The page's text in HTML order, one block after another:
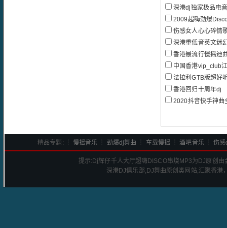
深港dj独家极品电音超
2009超嗨劲爆Disco
伤感女人心心碎情歌精选全女
深港重低音英文迷幻旋律
香港最流行慢摇迪
中国香港vip_club
法拉利GTB版超好
香港回归十周年dj
2020抖音快手神曲全中
精品专题: ┆ 慢摇音乐 劲爆dj舞曲 车载慢摇 ┆酒吧音乐┆伤感
提示: Dj辉仔千人大厅超嗨DISCO串烧MP3为DJ原创由
深港DJ俱乐部,DJ舞曲原创类网站,汇聚香港